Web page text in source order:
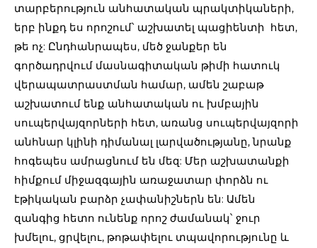
տարբերություն անհատական պրակտիկաների,
երբ ինքդ ես որոշում՝ աշխատել պացիենտի հետ,
թե ոչ: Ընդհանրապես, մեծ ջանքեր են
գործադրվում մասնագիտական թիմի հատուկ
վերապատրաստման համար, ամեն շաբաթ
աշխատում ենք անհատական ու խմբային
սուպերվայզորների հետ, առանց սուպերվայզորի
անհնար կլինի դիմանալ լարվածությանը, նրանք
հոգեպես ամրացնում են մեզ: Մեր աշխատանքի
հիմքում միջազգային առաջատար փորձն ու
էթիկական բարձր չափանիշներն են: Ամեն
զանգից հետո ունենք որոշ ժամանակ՝ ջուր
խմելու, ցրվելու, թոթափելու տպավորությունը և